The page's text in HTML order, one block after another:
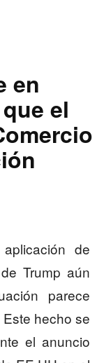
en
el
de
Trump aún
parece
hecho se
el anuncio